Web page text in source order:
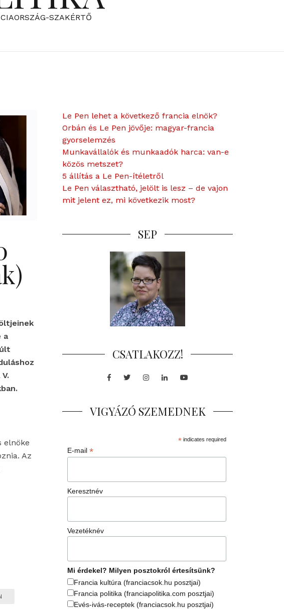
SZAKÉRTŐ
a
elnöke
Az
Le Pen lehet a következő francia elnök?
Orbán és Le Pen jövője: magyar-francia
gyorselemzés
Munkavállalók és munkaadók harca: van-e
közös metszet?
5 állítás a Le Pen-ítéletről
Le Pen választható, jelölt is lesz – de vajon
mit jelent ez, mi következik most?
SEP
CSATLAKOZZ!
Facebook
TwitterInstagram
LinkedInYoutube
VIGYÁZÓ SZEMEDNEK
*indicates required
E-mail*
Keresztnév
Vezetéknév
Mi érdekel? Milyen posztokról értesítsünk?
Francia kultúra (franciacsok.hu posztjai)
Francia politika (franciapolitika.com posztjai)
Evés-ivás-receptek (franciacsok.hu posztjai)